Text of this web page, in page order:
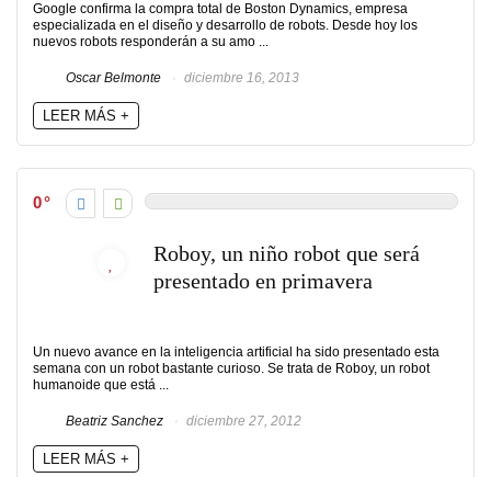
Google confirma la compra total de Boston Dynamics, empresa
especializada en el diseño y desarrollo de robots. Desde hoy los
nuevos robots responderán a su amo ...
Oscar Belmonte diciembre 16, 2013
LEER MÁS +
0
Roboy, un niño robot que será
presentado en primavera
Un nuevo avance en la inteligencia artificial ha sido presentado esta
semana con un robot bastante curioso. Se trata de Roboy, un robot
humanoide que está ...
Beatriz Sanchez diciembre 27, 2012
LEER MÁS +